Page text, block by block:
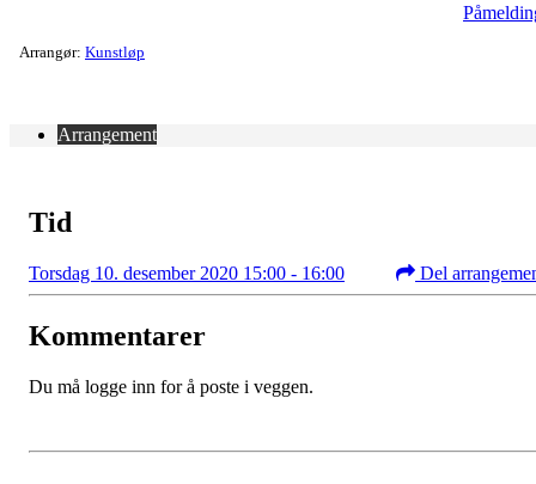
Arrangør: Kunstløp
Arrangement
Tid
Torsdag 10. desember 2020 15:00 - 16:00 Del
Kommentarer
Du må logge inn for å poste i veggen.